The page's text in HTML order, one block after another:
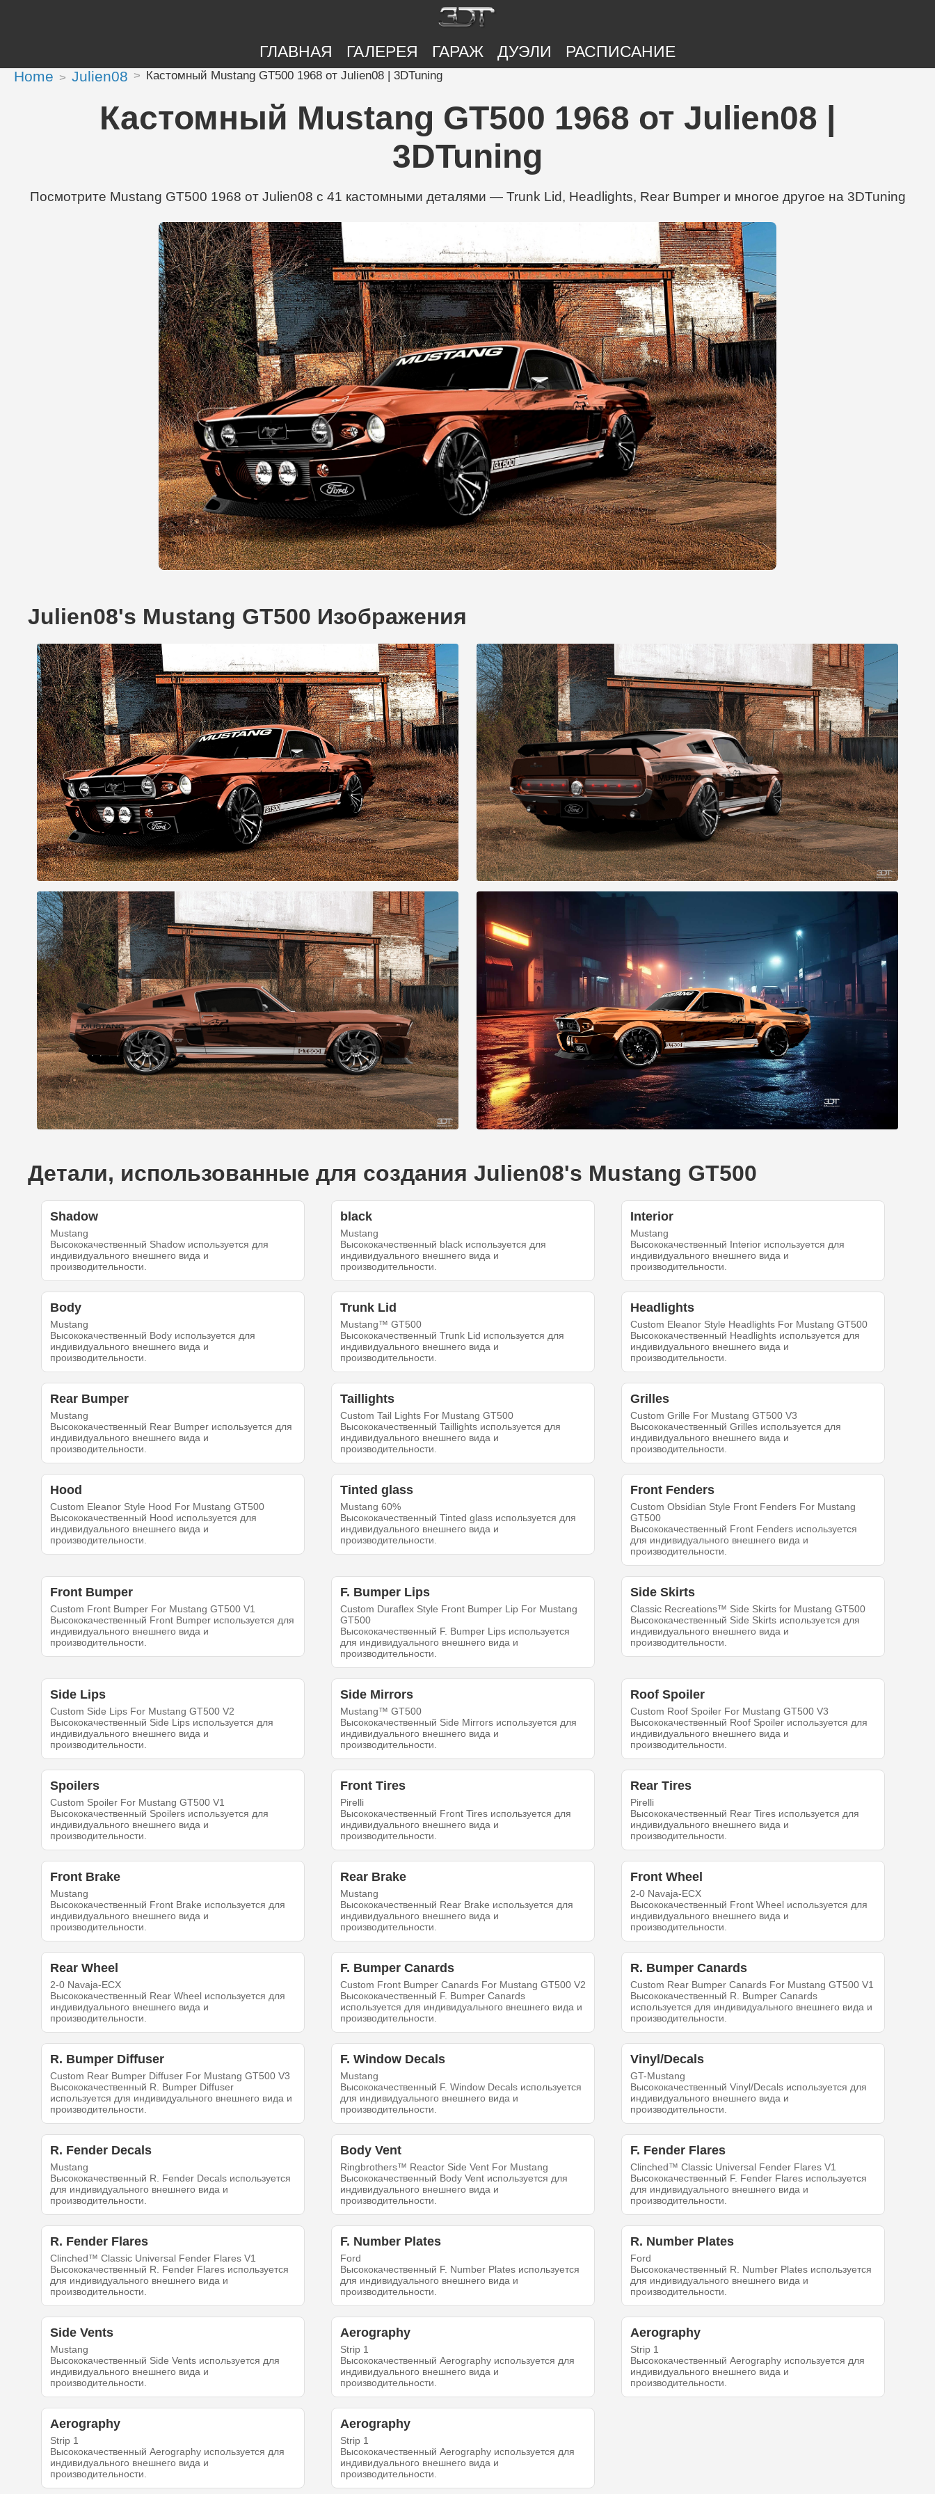
ГЛАВНАЯ ГАЛЕРЕЯ ГАРАЖ ДУЭЛИ РАСПИСАНИЕ
Home Julien08 Кастомный Mustang GT500 1968 от Julien08 | 3DTuning
Кастомный Mustang GT500 1968 от Julien08 |
3DTuning
Посмотрите Mustang GT500 1968 от Julien08 с 41 кастомными деталями — Trunk Lid, Headlights, Rear Bumper и многое другое на 3DTuning
Julien08's Mustang GT500 Изображения
Детали, использованные для создания Julien08's Mustang GT500
Shadow
Mustang
Высококачественный Shadow используется для
индивидуального внешнего вида и
производительности.
black
Mustang
Высококачественный black используется для
индивидуального внешнего вида и
производительности.
Interior
Mustang
Высококачественный Interior используется для
индивидуального внешнего вида и
производительности.
Body
Mustang
Высококачественный Body используется для
индивидуального внешнего вида и
производительности.
Trunk Lid
Mustang™ GT500
Высококачественный Trunk Lid используется для
индивидуального внешнего вида и
производительности.
Headlights
Custom Eleanor Style Headlights For Mustang GT500
Высококачественный Headlights используется для
индивидуального внешнего вида и
производительности.
Rear Bumper
Mustang
Высококачественный Rear Bumper используется для
индивидуального внешнего вида и
производительности.
Taillights
Custom Tail Lights For Mustang GT500
Высококачественный Taillights используется для
индивидуального внешнего вида и
производительности.
Grilles
Custom Grille For Mustang GT500 V3
Высококачественный Grilles используется для
индивидуального внешнего вида и
производительности.
Hood
Custom Eleanor Style Hood For Mustang GT500
Высококачественный Hood используется для
индивидуального внешнего вида и
производительности.
Tinted glass
Mustang 60%
Высококачественный Tinted glass используется для
индивидуального внешнего вида и
производительности.
Front Fenders
Custom Obsidian Style Front Fenders For Mustang
GT500
Высококачественный Front Fenders используется
для индивидуального внешнего вида и
производительности.
Front Bumper
Custom Front Bumper For Mustang GT500 V1
Высококачественный Front Bumper используется для
индивидуального внешнего вида и
производительности.
F. Bumper Lips
Custom Duraflex Style Front Bumper Lip For Mustang
GT500
Высококачественный F. Bumper Lips используется
для индивидуального внешнего вида и
производительности.
Side Skirts
Classic Recreations™ Side Skirts for Mustang GT500
Высококачественный Side Skirts используется для
индивидуального внешнего вида и
производительности.
Side Lips
Custom Side Lips For Mustang GT500 V2
Высококачественный Side Lips используется для
индивидуального внешнего вида и
производительности.
Side Mirrors
Mustang™ GT500
Высококачественный Side Mirrors используется для
индивидуального внешнего вида и
производительности.
Roof Spoiler
Custom Roof Spoiler For Mustang GT500 V3
Высококачественный Roof Spoiler используется для
индивидуального внешнего вида и
производительности.
Spoilers
Custom Spoiler For Mustang GT500 V1
Высококачественный Spoilers используется для
индивидуального внешнего вида и
производительности.
Front Tires
Pirelli
Высококачественный Front Tires используется для
индивидуального внешнего вида и
производительности.
Rear Tires
Pirelli
Высококачественный Rear Tires используется для
индивидуального внешнего вида и
производительности.
Front Brake
Mustang
Высококачественный Front Brake используется для
индивидуального внешнего вида и
производительности.
Rear Brake
Mustang
Высококачественный Rear Brake используется для
индивидуального внешнего вида и
производительности.
Front Wheel
2-0 Navaja-ECX
Высококачественный Front Wheel используется для
индивидуального внешнего вида и
производительности.
Rear Wheel
2-0 Navaja-ECX
Высококачественный Rear Wheel используется для
индивидуального внешнего вида и
производительности.
F. Bumper Canards
Custom Front Bumper Canards For Mustang GT500 V2
Высококачественный F. Bumper Canards
используется для индивидуального внешнего вида и
производительности.
R. Bumper Canards
Custom Rear Bumper Canards For Mustang GT500 V1
Высококачественный R. Bumper Canards
используется для индивидуального внешнего вида и
производительности.
R. Bumper Diffuser
Custom Rear Bumper Diffuser For Mustang GT500 V3
Высококачественный R. Bumper Diffuser
используется для индивидуального внешнего вида и
производительности.
F. Window Decals
Mustang
Высококачественный F. Window Decals используется
для индивидуального внешнего вида и
производительности.
Vinyl/Decals
GT-Mustang
Высококачественный Vinyl/Decals используется для
индивидуального внешнего вида и
производительности.
R. Fender Decals
Mustang
Высококачественный R. Fender Decals используется
для индивидуального внешнего вида и
производительности.
Body Vent
Ringbrothers™ Reactor Side Vent For Mustang
Высококачественный Body Vent используется для
индивидуального внешнего вида и
производительности.
F. Fender Flares
Clinched™ Classic Universal Fender Flares V1
Высококачественный F. Fender Flares используется
для индивидуального внешнего вида и
производительности.
R. Fender Flares
Clinched™ Classic Universal Fender Flares V1
Высококачественный R. Fender Flares используется
для индивидуального внешнего вида и
производительности.
F. Number Plates
Ford
Высококачественный F. Number Plates используется
для индивидуального внешнего вида и
производительности.
R. Number Plates
Ford
Высококачественный R. Number Plates используется
для индивидуального внешнего вида и
производительности.
Side Vents
Mustang
Высококачественный Side Vents используется для
индивидуального внешнего вида и
производительности.
Aerography
Strip 1
Высококачественный Aerography используется для
индивидуального внешнего вида и
производительности.
Aerography
Strip 1
Высококачественный Aerography используется для
индивидуального внешнего вида и
производительности.
Aerography
Strip 1
Высококачественный Aerography используется для
индивидуального внешнего вида и
производительности.
Aerography
Strip 1
Высококачественный Aerography используется для
индивидуального внешнего вида и
производительности.